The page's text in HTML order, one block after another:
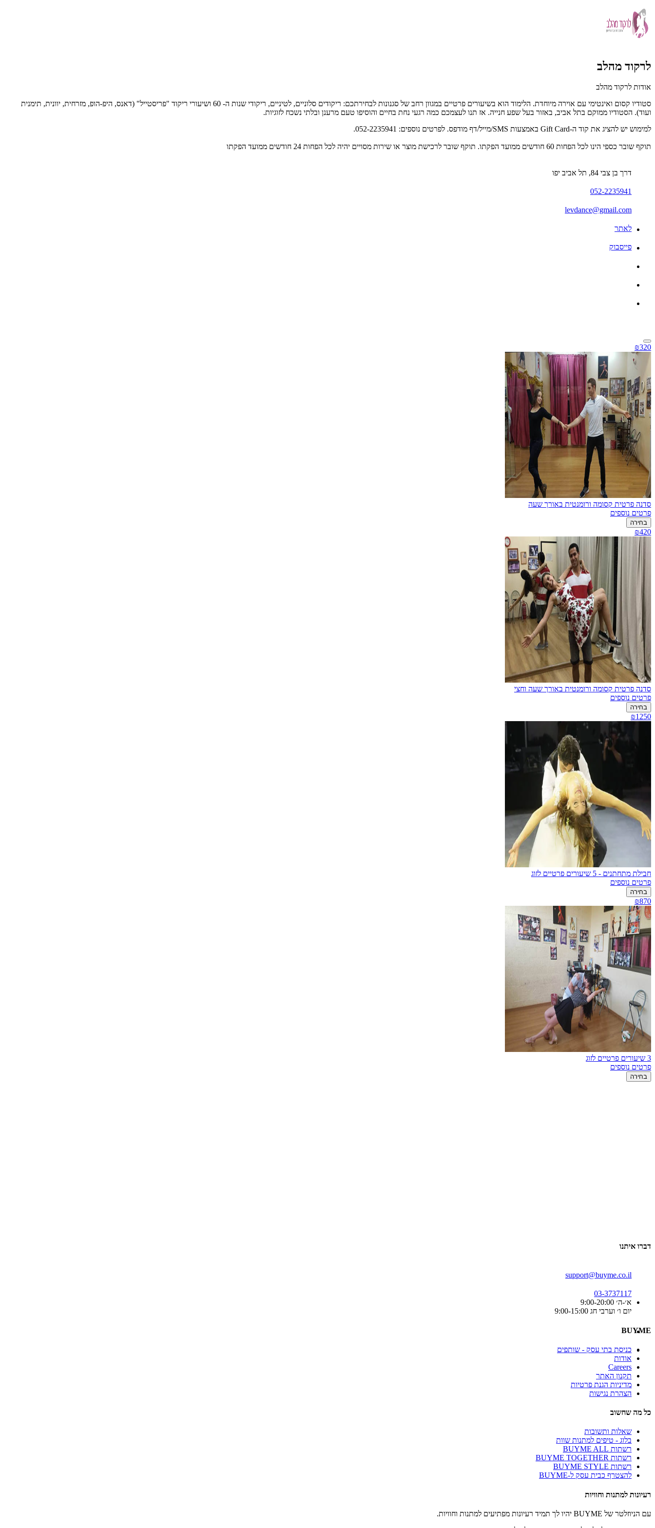
לרקוד מהלב
אודות לרקוד מהלב
סטודיו קסום ואינטימי עם אוירה מיוחדת. הלימוד הוא בשיעורים פרטיים במגוון רחב של סגנונות לבחירתכם: ריקודים סלוניים, לטיניים, ריקודי שנות ה- 60 ושיעורי ריקוד "פריסטייל" (דאנס, היפ-הופ, מזרחית, יוונית, תימנית
ועוד). הסטודיו ממוקם בתל אביב, באזור בעל שפע חנייה. אז תנו לעצמכם כמה רגעי נחת בחיים והוסיפו טעם מרענן ובלתי נשכח לזוגיות.
למימוש יש להציג את קוד ה-Gift Card באמצעות SMS/מייל/דף מודפס. לפרטים נוספים: 052-2235941.
תוקף שובר כספי הינו לכל הפחות 60 חודשים ממועד הפקתו. תוקף שובר לרכישת מוצר או שירות מסויים יהיה לכל הפחות 24 חודשים ממועד הפקתו
דרך בן צבי 84, תל אביב יפו
052-2235941
levdance@gmail.com
לאתר
פייסבוק
₪320
סדנה פרטית קסומה ורומנטית באורך שעה
פרטים נוספים
בחירה
₪420
סדנה פרטית קסומה ורומנטית באורך שעה וחצי
פרטים נוספים
בחירה
₪1250
חבילת מתחתנים - 5 שיעורים פרטיים לזוג
פרטים נוספים
בחירה
₪870
3 שיעורים פרטיים לזוג
פרטים נוספים
בחירה
דברו איתנו
support@buyme.co.il
03-3737117
א׳-ה׳ 9:00-20:00
יום ו׳ וערבי חג 9:00-15:00
BUYME
כניסת בתי עסק - שותפים
אודות
Careers
תקנון האתר
מדיניות הגנת פרטיות
הצהרת נגישות
כל מה שחשוב
שאלות ותשובות
בלוג - טיפים למתנות שוות
רשתות BUYME ALL
רשתות BUYME TOGETHER
רשתות BUYME STYLE
להצטרף כבית עסק ל-BUYME
רעיונות למתנות וחוויות
עם הניוזלטר של BUYME יהיו לך תמיד רעיונות מפתיעים למתנות וחוויות.